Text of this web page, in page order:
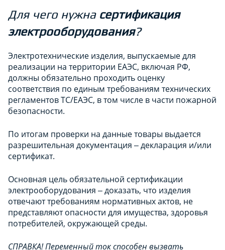
Для чего нужна сертификация
электрооборудования?
Электротехнические изделия, выпускаемые для
реализации на территории ЕАЭС, включая РФ,
должны обязательно проходить оценку
соответствия по единым требованиям технических
регламентов ТС/ЕАЭС, в том числе в части пожарной
безопасности.
По итогам проверки на данные товары выдается
разрешительная документация ‒ декларация и/или
сертификат.
Основная цель обязательной сертификации
электрооборудования ‒ доказать, что изделия
отвечают требованиям нормативных актов, не
представляют опасности для имущества, здоровья
потребителей, окружающей среды.
СПРАВКА! Переменный ток способен вызвать